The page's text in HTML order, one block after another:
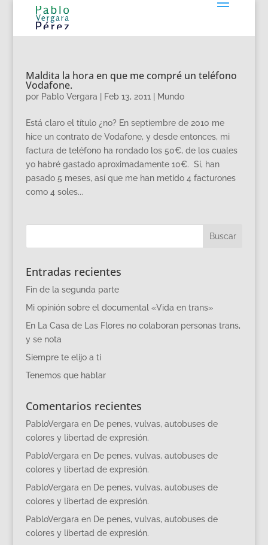
Maldita la hora en que me compré un teléfono
Vodafone.
por Pablo Vergara Feb 13, 2011 Mundo
Está claro el título ¿no? En septiembre de 2010 me
hice un contrato de Vodafone, y desde entonces, mi
factura de teléfono ha rondado los 50€, de los cuales
yo habré gastado aproximadamente 10€. Sí, han
pasado 5 meses, así que me han metido 4 facturones
como 4 soles...
Entradas recientes
Fin de la segunda parte
Mi opinión sobre el documental «Vida en trans»
En La Casa de Las Flores no colaboran personas trans,
y se nota
Siempre te elijo a ti
Tenemos que hablar
Comentarios recientes
PabloVergara en De penes, vulvas, autobuses de
colores y libertad de expresión.
PabloVergara en De penes, vulvas, autobuses de
colores y libertad de expresión.
PabloVergara en De penes, vulvas, autobuses de
colores y libertad de expresión.
PabloVergara en De penes, vulvas, autobuses de
colores y libertad de expresión.